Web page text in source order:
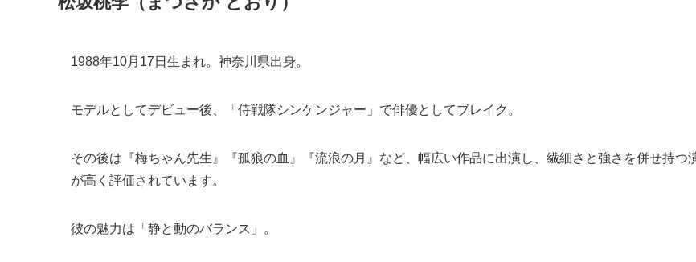
1988年10月17日生まれ。神奈川県出身。
モデルとしてデビュー後、「侍戦隊シンケンジャー」で俳優としてブレイク。
その後は『梅ちゃん先生』『孤狼の血』『流浪の月』など、幅広い作品に出演し、繊細さと強さを併せ持つ
が高く評価されています。
彼の魅力は「静と動のバランス」。